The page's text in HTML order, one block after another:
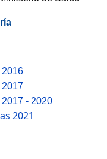
2016
2017
- 2020
2021